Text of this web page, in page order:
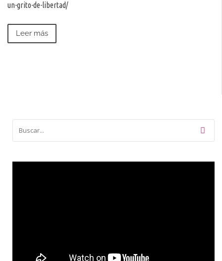
un-grito-de-libertad/
Leer más